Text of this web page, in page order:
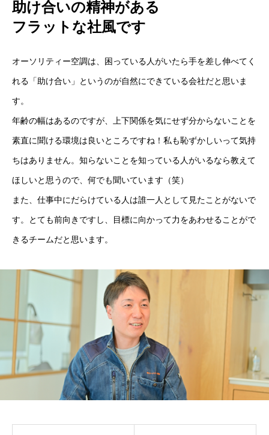
RECRUIT
PRIVACY POLICY CORPORATE SITE
助け合いの精神がある
フラットな社風です
オーソリティー空調は、困っている人がいたら手を差し伸べてく
れる「助け合い」というのが自然にできている会社だと思いま
す。
年齢の幅はあるのですが、上下関係を気にせず分からないことを
素直に聞ける環境は良いところですね！私も恥ずかしいって気持
ちはありません。知らないことを知っている人がいるなら教えて
ほしいと思うので、何でも聞いています（笑）
また、仕事中にだらけている人は誰一人として見たことがないで
す。とても前向きですし、目標に向かって力をあわせることがで
きるチームだと思います。